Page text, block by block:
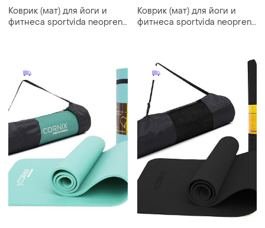
Коврик (мат) для йоги и
фитнеса sportvida neopren
Коврик (мат) для йоги и
фитнеса sportvida neopren